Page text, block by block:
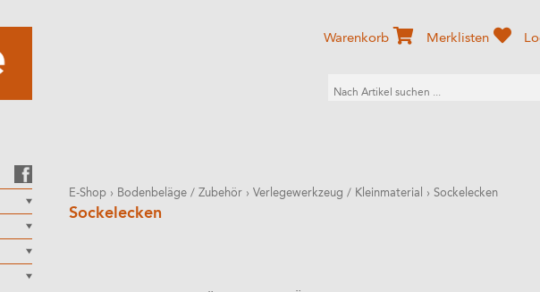
Warenkorb Merklisten
E-Shop › Bodenbeläge / Zubehör › Verlegewerkzeug / Kleinmaterial › Sockelecken
Sockelecken